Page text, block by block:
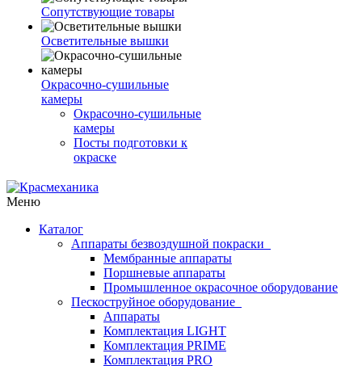
Сопутствующие товары
Осветительные вышки
Окрасочно-сушильные
камеры
Окрасочно-сушильные
камеры
Посты подготовки к
окраске
Меню
Каталог
Аппараты безвоздушной покраски
Мембранные аппараты
Поршневые аппараты
Промышленное окрасочное оборудование
Пескоструйное оборудование
Аппараты
Комплектация LIGHT
Комплектация PRIME
Комплектация PRO